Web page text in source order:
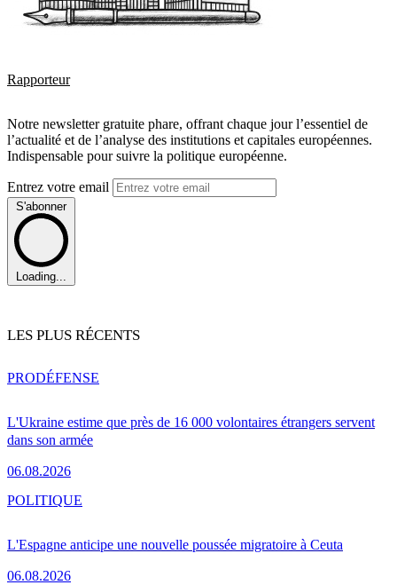
Rapporteur
Notre newsletter gratuite phare, offrant chaque jour l’essentiel de
l’actualité et de l’analyse des institutions et capitales européennes.
Indispensable pour suivre la politique européenne.
Entrez votre email
S'abonner
Loading...
LES PLUS RÉCENTS
L'Ukraine estime que près de 16 000 volontaires étrangers servent
dans son armée
06.08.2026
PRODÉFENSE
L'Espagne anticipe une nouvelle poussée migratoire à Ceuta
06.08.2026
POLITIQUE